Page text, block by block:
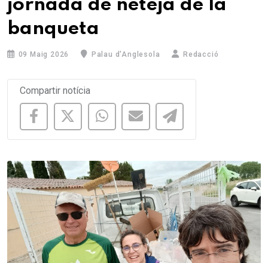
jornada de neteja de la
banqueta
09 Maig 2026 Palau d'Anglesola Redacció
Compartir notícia